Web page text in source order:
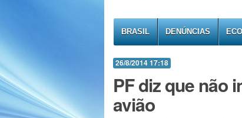
BRASIL DENÚNCIAS
26/8/2014 17:18
PF diz que não
avião